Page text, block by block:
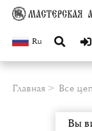
Ru
Главная Все
Вы